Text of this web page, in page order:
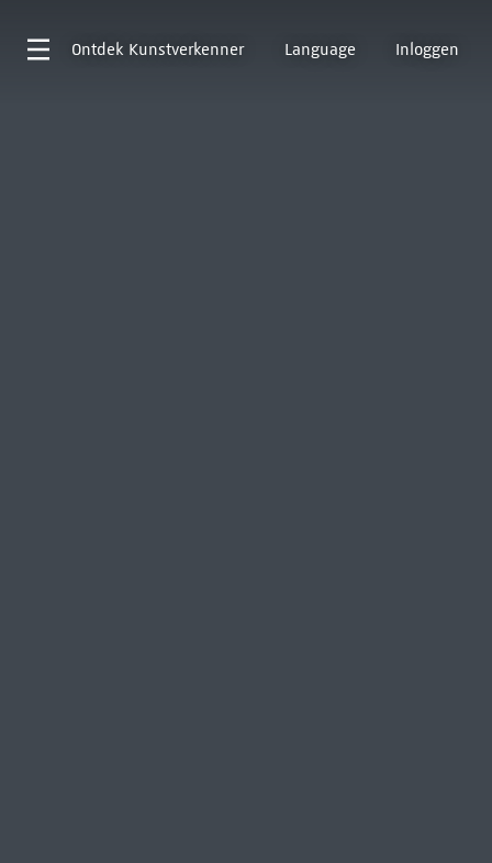
Ontdek Kunstverkenner Language Inloggen